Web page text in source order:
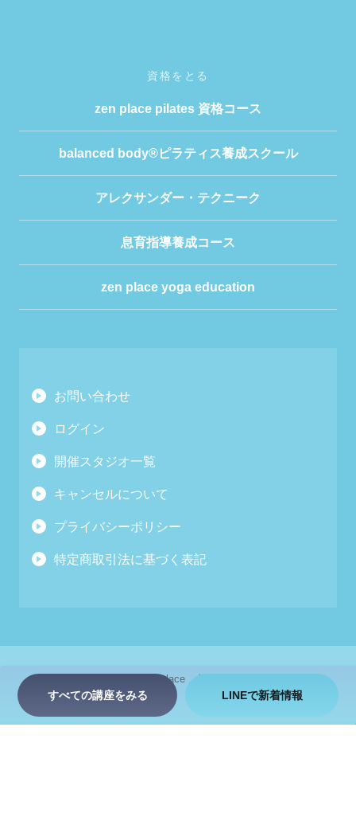
資格をとる
zen place pilates 資格コース
balanced body®ピラティス養成スクール
アレクサンダー・テクニーク
息育指導養成コース
zen place yoga education
お問い合わせ
ログイン
開催スタジオ一覧
キャンセルについて
プライバシーポリシー
特定商取引法に基づく表記
zen place 会社情報
すべての講座をみる LINEで新着情報